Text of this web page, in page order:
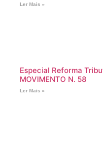
Ler Mais »
Especial Reforma
MOVIMENTO N. 58
Ler Mais »